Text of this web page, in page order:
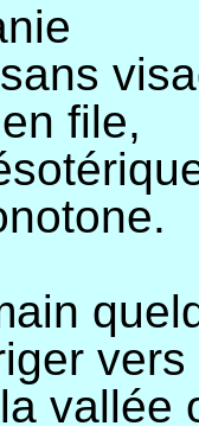
file,
vallée